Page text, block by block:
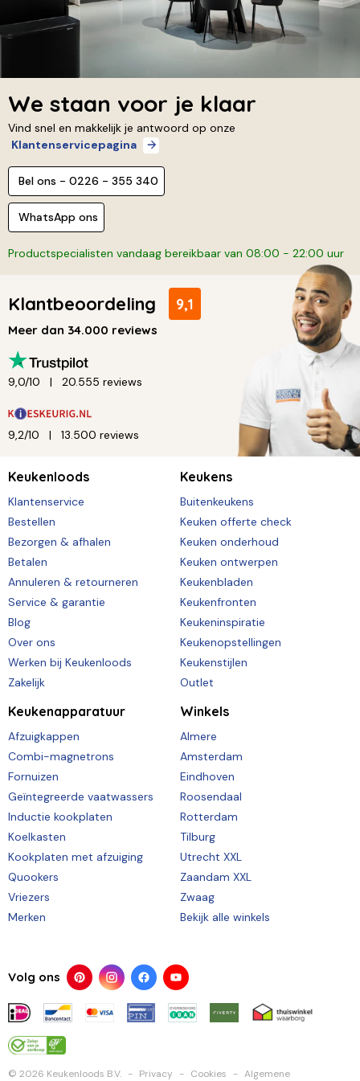
We staan voor je klaar
Vind snel en makkelijk je antwoord op onze
Klantenservicepagina
Bel ons - 0226 - 355 340
WhatsApp ons
Productspecialisten vandaag bereikbaar van 08:00 - 22:00 uur
Klantbeoordeling 9,1
Meer dan 34.000 reviews
9,0/10 20.555 reviews
9,2/10 13.500 reviews
Keukenloods
Klantenservice
Bestellen
Bezorgen & afhalen
Betalen
Annuleren & retourneren
Service & garantie
Blog
Over ons
Werken bij Keukenloods
Zakelijk
Keukens
Buitenkeukens
Keuken offerte check
Keuken onderhoud
Keuken ontwerpen
Keukenbladen
Keukenfronten
Keukeninspiratie
Keukenopstellingen
Keukenstijlen
Outlet
Keukenapparatuur
Afzuigkappen
Combi-magnetrons
Fornuizen
Geïntegreerde vaatwassers
Inductie kookplaten
Koelkasten
Kookplaten met afzuiging
Quookers
Vriezers
Merken
Winkels
Almere
Amsterdam
Eindhoven
Roosendaal
Rotterdam
Tilburg
Utrecht XXL
Zaandam XXL
Zwaag
Bekijk alle winkels
Volg ons
© 2026 Keukenloods B.V. Privacy Cookies
Algemene